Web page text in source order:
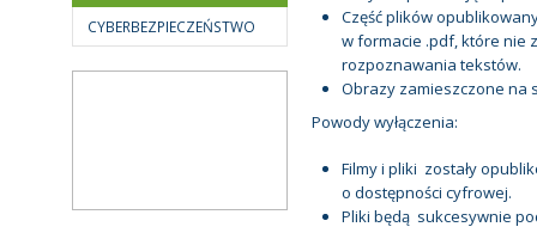
CYBERBEZPIECZEŃSTWO
Część plików
w formacie .pdf, które nie
rozpoznawania tekstów.
Obrazy zamieszczone na
Powody wyłączenia:
Filmy i pliki zostały
o dostępności cyfrowej.
Pliki będą sukcesywnie